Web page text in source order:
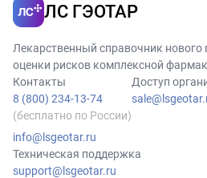
ЛС ГЭОТАР
Лекарственный справочник нового
оценки рисков комплексной
Контакты
8 (800) 234-13-74
(бесплатно по России)
info@lsgeotar.ru
Доступ
Техническая поддержка
support@lsgeotar.ru